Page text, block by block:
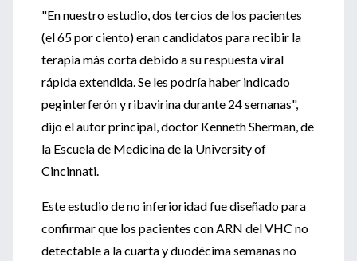
"En nuestro estudio, dos tercios de los pacientes
(el 65 por ciento) eran candidatos para recibir la
terapia más corta debido a su respuesta viral
rápida extendida. Se les podría haber indicado
peginterferón y ribavirina durante 24 semanas",
dijo el autor principal, doctor Kenneth Sherman, de
la Escuela de Medicina de la University of
Cincinnati.
Este estudio de no inferioridad fue diseñado para
confirmar que los pacientes con ARN del VHC no
detectable a la cuarta y duodécima semanas no